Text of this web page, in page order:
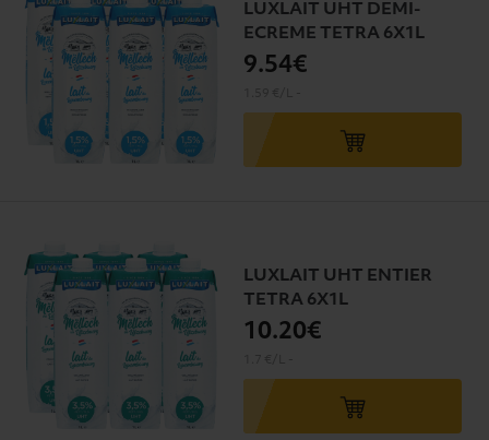
LUXLAIT UHT DEMI-
ECREME TETRA 6X1L
9.54€
LUXLAIT UHT ENTIER
TETRA 6X1L
10.20€